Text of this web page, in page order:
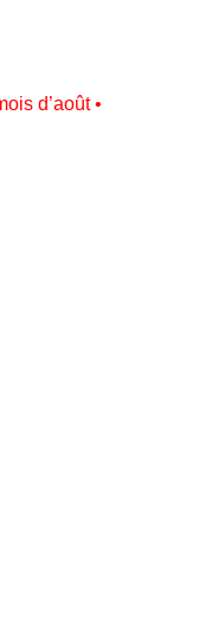
d’août •